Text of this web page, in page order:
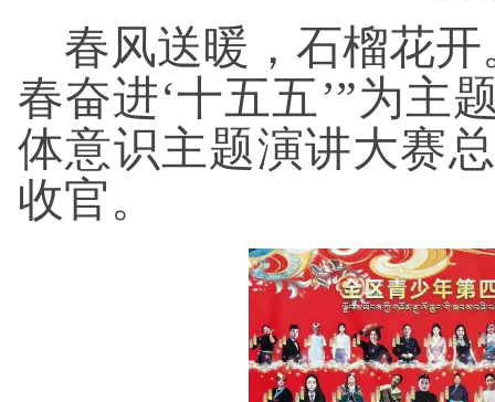
春风送暖，石榴花开
春奋进‘十五五’”为主
体意识主题演讲大赛
收官。